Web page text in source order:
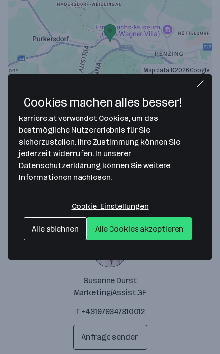
Map data ©2026 Google
Wolfgang-Pauli-Gasse 3
1140 Wien— Route berechnen
Website
Weitere Standorte anzeigen
Ansprechperson
Susanne Durst
Marketing/Assist.GF
T +431979347310012
Anfrage senden
Cookies machen alles besser!
karriere.at verwendet Cookies, um das
bestmögliche Nutzererlebnis für Sie
sicherzustellen. Ihre Zustimmung können Sie
jederzeitwiderrufen. In unserer
Datenschutzerklärung können Sie weitere
Informationen nachlesen.
Cookie-Einstellungen
Alle ablehnen Alle Cookies akzeptieren